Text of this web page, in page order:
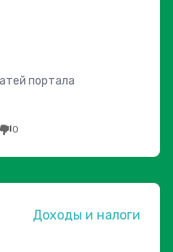
портала
0
Доходы и налоги